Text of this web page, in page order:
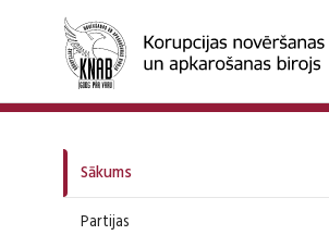
Sākums
Partijas